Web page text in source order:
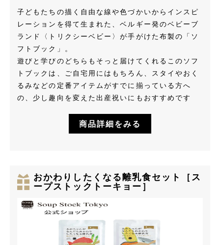
子どもたちの描く自由な線や色づかいからインスピ
レーションを得て生まれた、ベルギー発のベビーブ
ランド〈トリクシーベビー〉が手がけた布製の「ソ
フトブック」。
遊びと学びのどちらもそっと届けてくれるこのソフ
トブックは、ご自宅用にはもちろん、スタイやおく
るみなどの定番アイテムがすでに揃っている方へ
の、少し趣向を変えた出産祝いにもおすすめです
商品詳細をみる
おかわりしたくなる離乳食セット［ス
ープストックトーキョー］